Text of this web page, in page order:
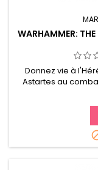
WARHAMMER: THE
Donnez vie à
Astartes au
regorgeant
à jour 54 figurines
MkVI, un Char
autres